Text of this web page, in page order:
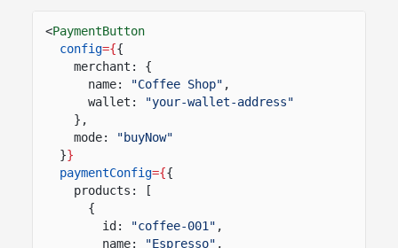
<PaymentButton
config={{
merchant: {
name:
"Coffee Shop" ,
wallet:
"your-wallet-address"
},
mode:
"buyNow"
}}
paymentConfig={{
products: [
{
id:
"coffee-001" ,
name:
"Espresso" ,